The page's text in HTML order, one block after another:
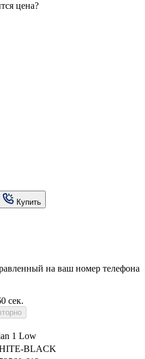
цена?
Купить
на ваш номер телефона
сек.
1 Low
BLACK